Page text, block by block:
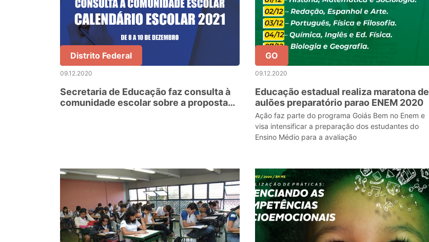
Distrito Federal
09.12.2020
Secretaria de Educação faz consulta à
comunidade escolar sobre a proposta
GO
09.12.2020
Educação estadual realiza maratona de
aulões preparatório parao ENEM 2020
Ação faz parte do programa Goiás Bem no Enem e
visa intensificar a preparação dos estudantes do
Ensino Médio para a avaliação